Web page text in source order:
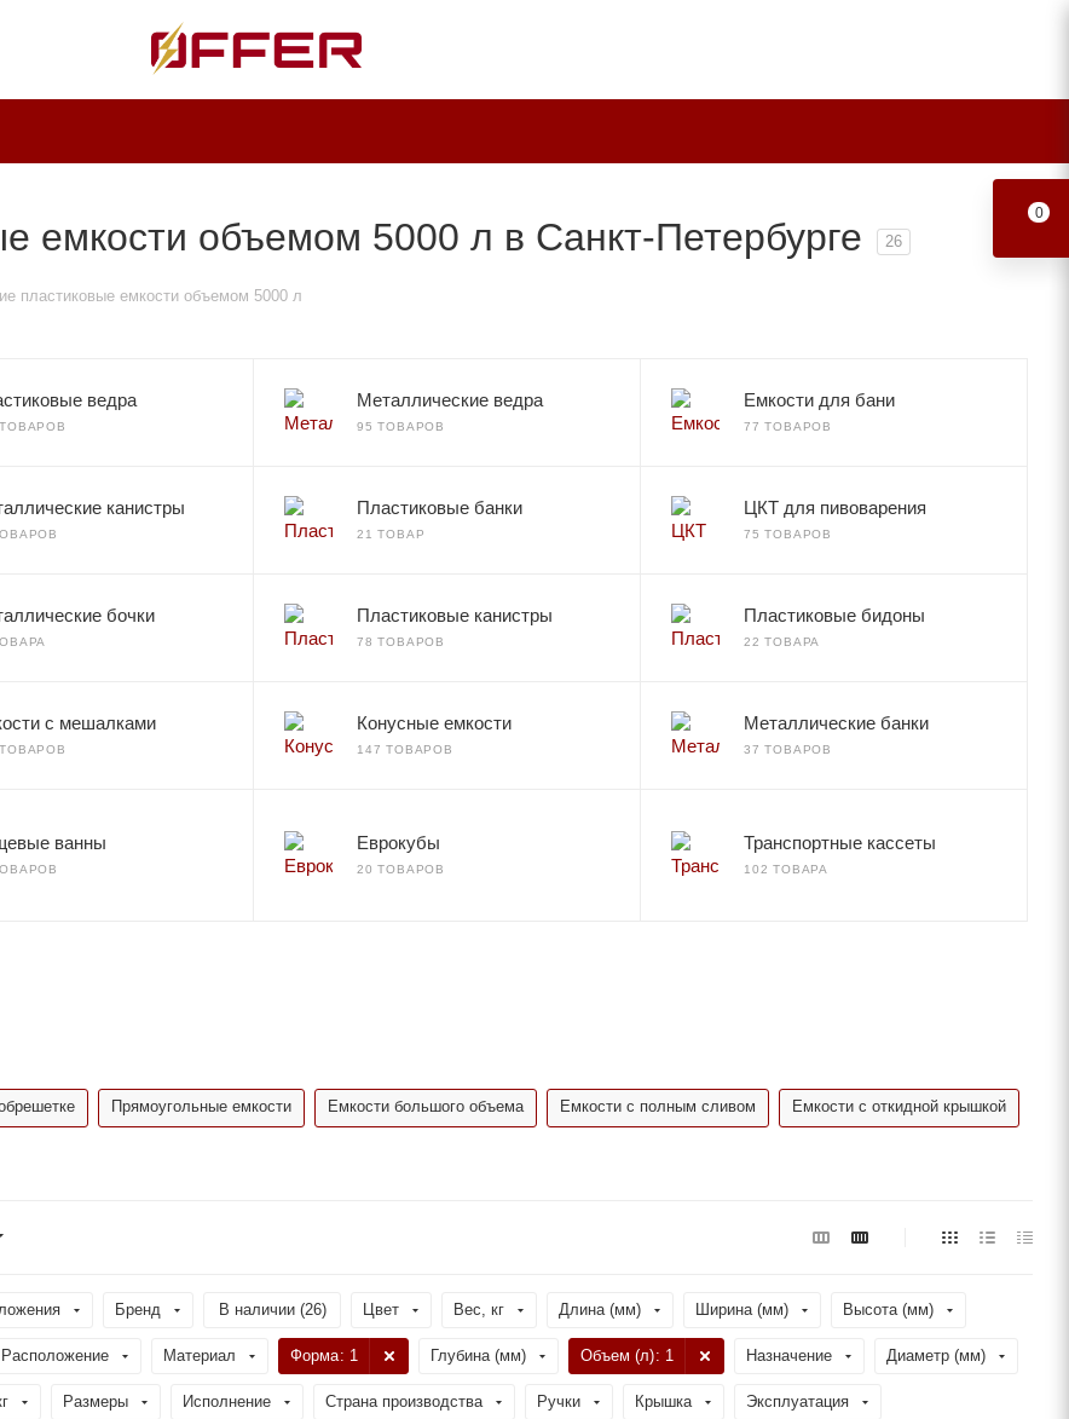
емкости объемом 5000 л в Санкт-Петербурге 26
пластиковые емкости объемом 5000 л
ведра Металлические ведра
95 ТОВАРОВ
Емкости для бани
77 ТОВАРОВ
канистры Пластиковые банки
21 ТОВАР
ЦКТ для пивоварения
75 ТОВАРОВ
бочки Пластиковые канистры
78 ТОВАРОВ
Пластиковые бидоны
22 ТОВАРА
с мешалками Конусные емкости
147 ТОВАРОВ
Металлические банки
37 ТОВАРОВ
ванны Еврокубы
20 ТОВАРОВ
Транспортные кассеты
102 ТОВАРА
Прямоугольные емкости Емкости большого объема Емкости с полным сливом Емкости с откидной крышкой
Бренд В наличии (26) Цвет Вес, кг Длина (мм) Ширина (мм) Высота (мм)
Расположение Материал Форма: 1 Глубина (мм) Объем (л): 1 Назначение Диаметр (мм)
Размеры Исполнение Страна производства Ручки Крышка Эксплуатация
0